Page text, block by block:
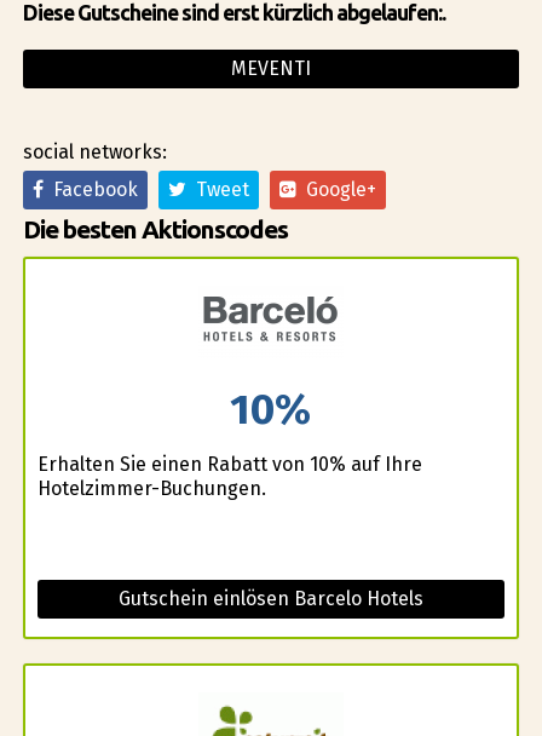
Diese Gutscheine sind erst kürzlich abgelaufen:.
MEVENTI
social networks:
Facebook
Tweet Google+
Die besten Aktionscodes
10%
Erhalten Sie einen Rabatt von 10% auf Ihre
Hotelzimmer-Buchungen.
Gutschein einlösen Barcelo Hotels